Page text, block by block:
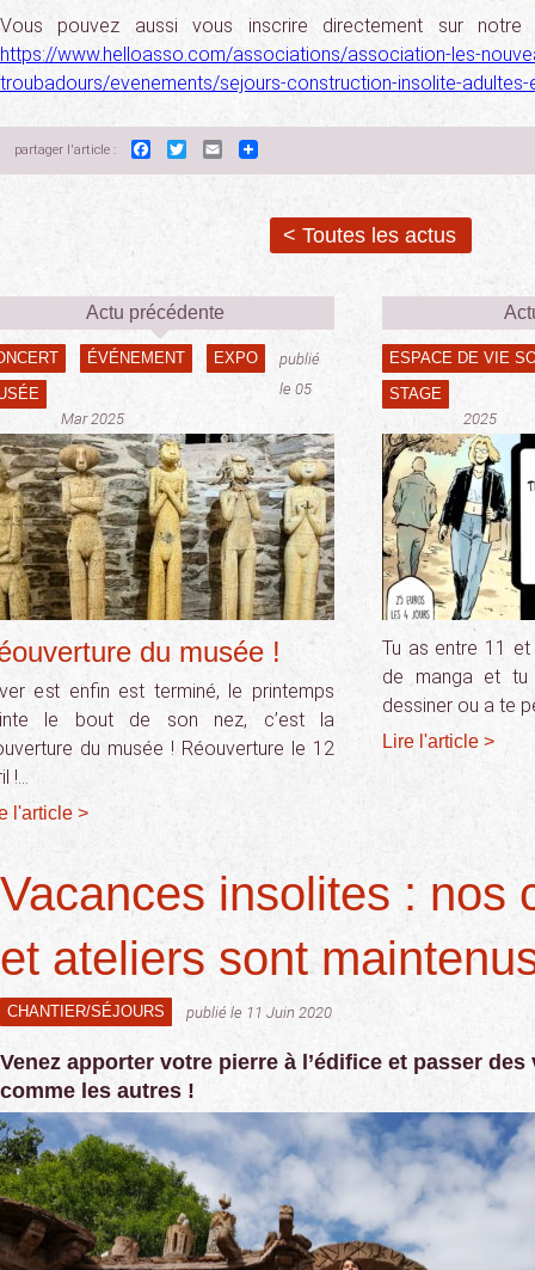
Vous pouvez aussi vous inscrire directement sur notre
https://www.helloasso.com/associations/association-les-
troubadours/evenements/sejours-construction-insolite-adultes-
partager l'article : Facebook
TwitterEmail
< Toutes les actus
Actu précédente
ÉVÉNEMENT
EXPO
publié
le 05
Mar 2025
du musée !
est enfin est terminé, le printemps
le bout de son nez, c’est la
du musée ! Réouverture le 12
!…
l'article >
ESPACE DE VIE
STAGE
2025
Tu as entre 11
de manga et tu
dessiner ou a te
Lire l'article >
Vacances insolites : nos
et ateliers sont
CHANTIER/SÉJOURS publié le 11 Juin 2020
Venez apporter votre pierre à l’édifice et passer des
comme les autres !